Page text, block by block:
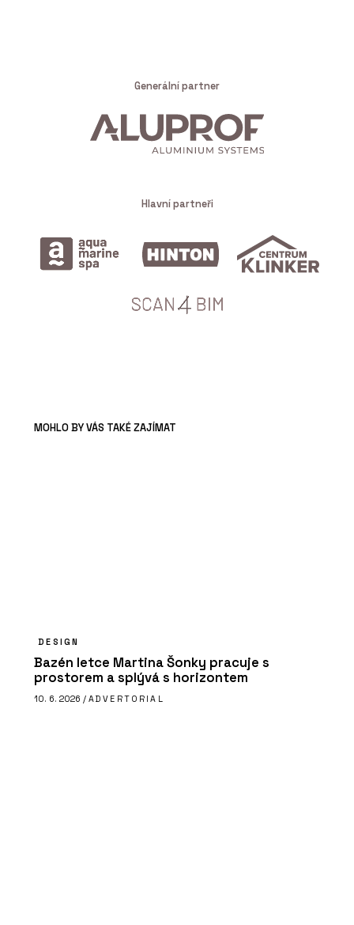
Generální partner
Hlavní partneři
MOHLO BY VÁS TAKÉ ZAJÍMAT
DESIGN
Bazén letce Martina Šonky pracuje s
prostorem a splývá s horizontem
10. 6. 2026 / ADVERTORIAL